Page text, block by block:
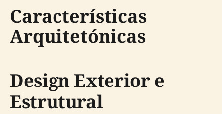
Características
Arquitetónicas
Design Exterior e
Estrutural